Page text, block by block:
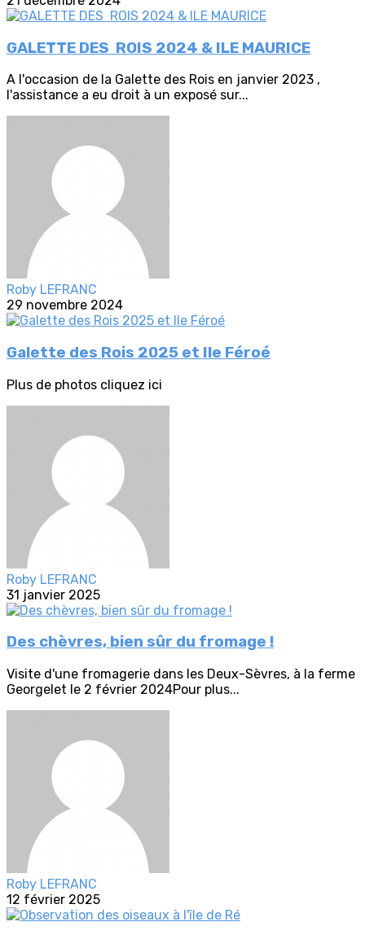
GALETTE DES ROIS 2024 & ILE MAURICE
A l'occasion de la Galette des Rois en janvier 2023 ,
l'assistance a eu droit à un exposé sur...
Roby LEFRANC
29 novembre 2024
Galette des Rois 2025 et Ile Féroé
Plus de photos cliquez ici
Roby LEFRANC
31 janvier 2025
Des chèvres, bien sûr du fromage !
Visite d'une fromagerie dans les Deux-Sèvres, à la ferme
Georgelet le 2 février 2024Pour plus...
Roby LEFRANC
12 février 2025